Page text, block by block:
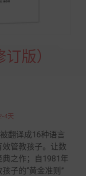
版）
4天
翻译成16种语言
管教孩子。让数
之作；自1981年
子的“黄金准则”